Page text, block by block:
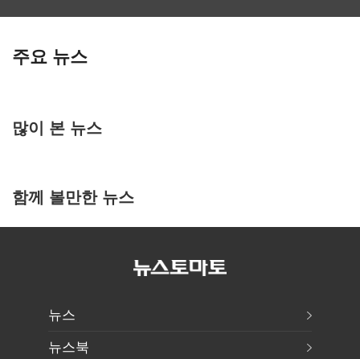
주요 뉴스
많이 본 뉴스
함께 볼만한 뉴스
뉴스
뉴스북